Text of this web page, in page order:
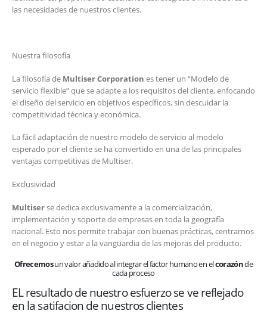
las necesidades de nuestros clientes.
Nuestra filosofía
La filosofía de Multiser Corporation es tener un “Modelo de
servicio flexible” que se adapte a los requisitos del cliente, enfocando
el diseño del servicio en objetivos específicos, sin descuidar la
competitividad técnica y económica.
La fácil adaptación de nuestro modelo de servicio al modelo
esperado por el cliente se ha convertido en una de las principales
ventajas competitivas de Multiser.
Exclusividad
Multiserse dedica exclusivamente a la comercialización,
implementación y soporte de empresas en toda la geografía
nacional. Esto nos permite trabajar con buenas prácticas, centrarnos
en el negocio y estar a la vanguardia de las mejoras del producto.
Ofrecemosun valor añadido al integrar el factor humano en elcorazónde
cada proceso
EL resultado de nuestro esfuerzo se ve reflejado
en la satifacion de nuestros clientes